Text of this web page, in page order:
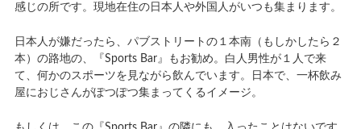
感じの所です。現地在住の日本人や外国人がいつも集まります。
日本人が嫌だったら、パブストリートの１本南（もしかしたら２
本）の路地の、『Sports Bar』もお勧め。白人男性が１人で来
て、何かのスポーツを見ながら飲んでいます。日本で、一杯飲み
屋におじさんがぽつぽつ集まってくるイメージ。